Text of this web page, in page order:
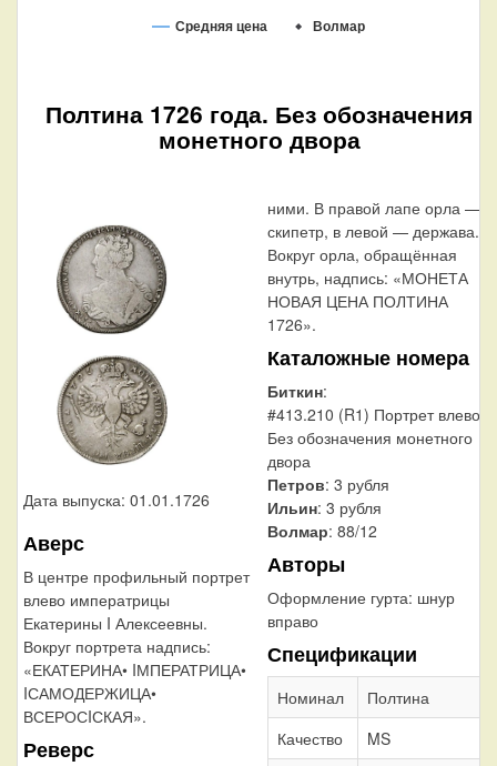
Средняя цена Волмар
Полтина 1726 года. Без обозначения
монетного двора
Дата выпуска: 01.01.1726
Аверс
В центре профильный портрет
влево императрицы
Екатерины I Алексеевны.
Вокруг портрета надпись:
«ЕКАТЕРИНА• IМПЕРАТРИЦА•
IСАМОДЕРЖИЦА•
ВСЕРОСIСКАЯ».
Реверс
ними. В правой лапе орла —
скипетр, в левой — держава.
Вокруг орла, обращённая
внутрь, надпись: «МОНЕТА
НОВАЯ ЦЕНА ПОЛТИНА
1726».
Каталожные номера
Биткин:
#413.210 (R1) Портрет влево,
Без обозначения монетного
двора
Петров: 3 рубля
Ильин: 3 рубля
Волмар: 88/12
Авторы
Оформление гурта: шнур
вправо
Спецификации
Номинал
Полтина
Качество
MS